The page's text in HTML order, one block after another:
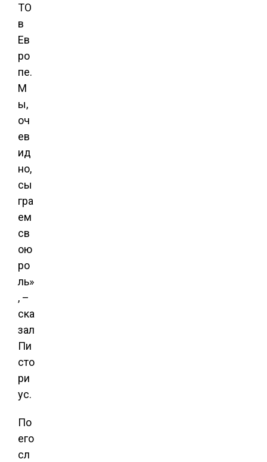
ТО
в
Ев
ро
пе.
М
ы,
оч
ев
ид
но,
сы
гра
ем
св
ою
ро
ль»
, –
ска
зал
Пи
сто
ри
ус.
По
его
сл